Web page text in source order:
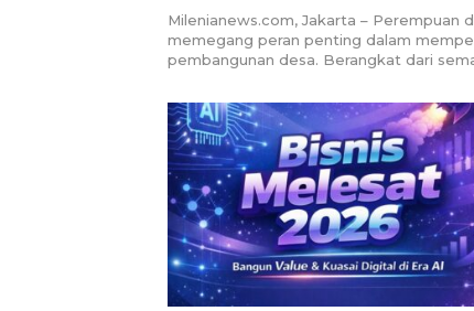
Milenianews.com, Jakarta – Perempuan
memegang peran penting dalam
pembangunan desa. Berangkat dari